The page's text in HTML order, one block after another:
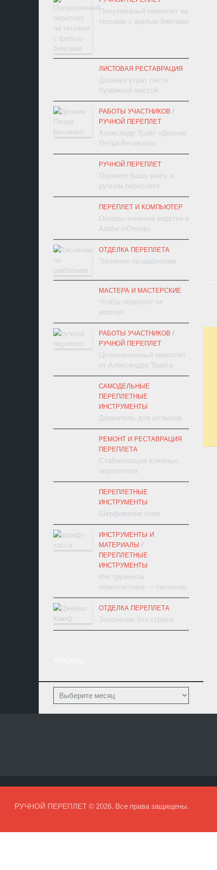
Полукожаный переплет на
тесьмах с фальш-бинтами
ЛИСТОВАЯ РЕСТАВРАЦИЯ
Доливка утрат листа
бумажной массой
РАБОТЫ УЧАСТНИКОВ /
РУЧНОЙ ПЕРЕПЛЕТ
Александр Трайт «Деяния
Петра Великаго»
РУЧНОЙ ПЕРЕПЛЕТ
Оцените Вашу книгу в
ручном переплете
ПЕРЕПЛЕТ И КОМПЬЮТЕР
Основы книжной верстки в
Adobe InDesign
ОТДЕЛКА ПЕРЕПЛЕТА
Тиснение по шаблонам
МАСТЕРА И МАСТЕРСКИЕ
Чтобы переплет не
молчал
РАБОТЫ УЧАСТНИКОВ /
РУЧНОЙ ПЕРЕПЛЕТ
Цельнокожаный переплет
от Александра Трайта
САМОДЕЛЬНЫЕ
ПЕРЕПЛЕТНЫЕ
ИНСТРУМЕНТЫ
Держатель для штампов
РЕМОНТ И РЕСТАВРАЦИЯ
ПЕРЕПЛЕТА
Стабилизация кожаных
переплетов
ПЕРЕПЛЕТНЫЕ
ИНСТРУМЕНТЫ
Шерфование кожи
ИНСТРУМЕНТЫ И
МАТЕРИАЛЫ /
ПЕРЕПЛЕТНЫЕ
ИНСТРУМЕНТЫ
Инструменты
переплетчика — тиснение
ОТДЕЛКА ПЕРЕПЛЕТА
Золочение без страха
РУЧНОЙ ПЕРЕПЛЕТ © 2026. Все права защищены.